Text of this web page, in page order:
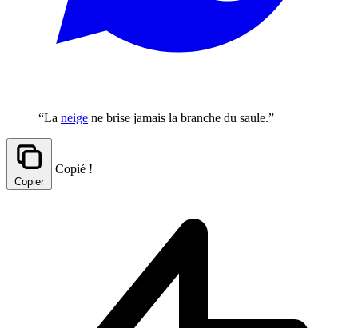
“La neige ne brise jamais la branche du saule.”
Copier
Copié !